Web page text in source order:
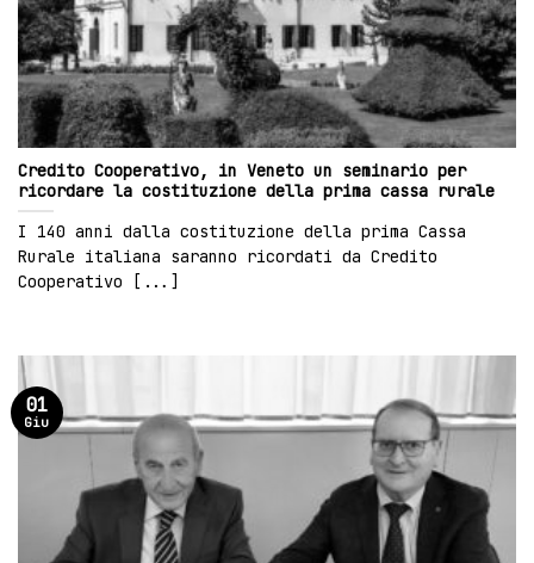
Credito Cooperativo, in Veneto un seminario per
ricordare la costituzione della prima cassa rurale
I 140 anni dalla costituzione della prima Cassa
Rurale italiana saranno ricordati da Credito
Cooperativo [...]
01
Giu